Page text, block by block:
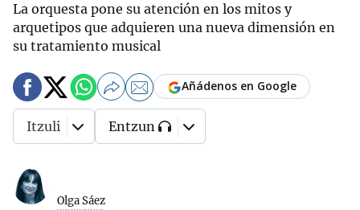
La orquesta pone su atención en los mitos y
arquetipos que adquieren una nueva dimensión en
su tratamiento musical
Olga Sáez
Añádenos en Google
Itzuli Entzun